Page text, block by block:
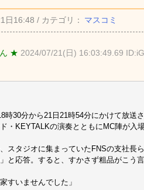
日16:48 / カテゴリ： マスコミ
ん ★ 2024/07/21(日) 16:03:49.69
時30分から21日21時54分にかけて放送
・KEYTALKの演奏とともにMC陣が入
スタジオに集まっていたFNSの支社長
と応答。すると、すかさず粗品がこう言
すいませんでした」